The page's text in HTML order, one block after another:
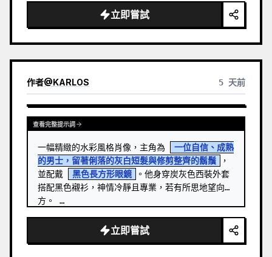
立即嘗試
作者@KARLOS 5 天前
查看完整提示詞
一幅精緻的水彩風格肖像，主角為
一位自信、成熟
的男士，留著俐落的灰白短髮與修剪整齊的鬍鬚
，
並配戴
黑色長方形眼鏡
。他身穿炭灰色西裝外套
搭配黑色襯衫，神情冷靜且專業，若有所思地望向遠
方。 …
立即嘗試